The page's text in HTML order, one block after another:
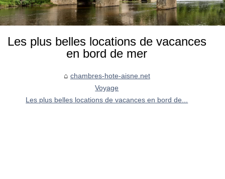
Les plus belles locations de vacances
en bord de mer
chambres-hote-aisne.net
Voyage
Les plus belles locations de vacances en bord de...